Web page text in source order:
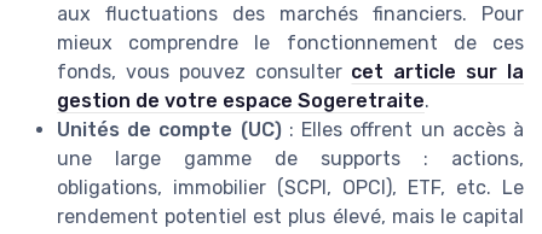
aux fluctuations des marchés financiers. Pour
mieux comprendre le fonctionnement de ces
fonds, vous pouvez consulter cet article sur la
gestion de votre espace Sogeretraite.
Unités de compte (UC): Elles offrent un accès à
une large gamme de supports : actions,
obligations, immobilier (SCPI, OPCI), ETF, etc. Le
rendement potentiel est plus élevé, mais le capital